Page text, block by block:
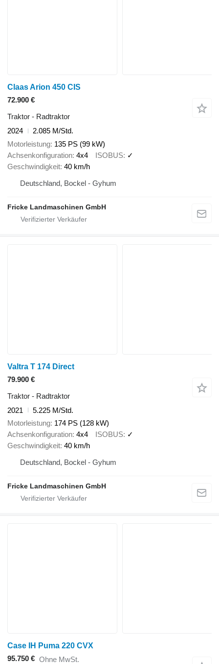
Claas Arion 450 CIS
72.900 €
Traktor - Radtraktor
2024
2.085 M/Std.
Motorleistung 135 PS (99 kW)
Achsenkonfiguration 4x4 ISOBUS ✓
Geschwindigkeit 40 km/h
Deutschland, Bockel - Gyhum
Fricke Landmaschinen GmbH
Valtra T 174 Direct
79.900 €
Traktor - Radtraktor
2021
5.225 M/Std.
Motorleistung 174 PS (128 kW)
Achsenkonfiguration 4x4 ISOBUS ✓
Geschwindigkeit 40 km/h
Deutschland, Bockel - Gyhum
Fricke Landmaschinen GmbH
Case IH Puma 220 CVX
95.750 € Ohne MwSt.